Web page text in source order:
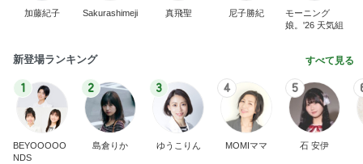
加藤紀子 Sakurashimeji 真飛聖 尼子勝紀
モーニング
娘。'26 天気組
新登場ランキング すべて見る
1
BEYOOOOO
NDS
2
島倉りか
3
ゆうこりん
4
MOMIママ
5
石 安伊